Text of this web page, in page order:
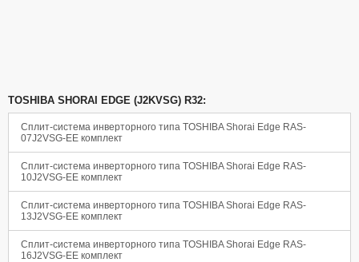
TOSHIBA SHORAI EDGE (J2KVSG) R32:
Сплит-система инверторного типа TOSHIBA Shorai Edge RAS-
07J2VSG-EE комплект
Сплит-система инверторного типа TOSHIBA Shorai Edge RAS-
10J2VSG-EE комплект
Сплит-система инверторного типа TOSHIBA Shorai Edge RAS-
13J2VSG-EE комплект
Сплит-система инверторного типа TOSHIBA Shorai Edge RAS-
16J2VSG-EE комплект
Панель управления